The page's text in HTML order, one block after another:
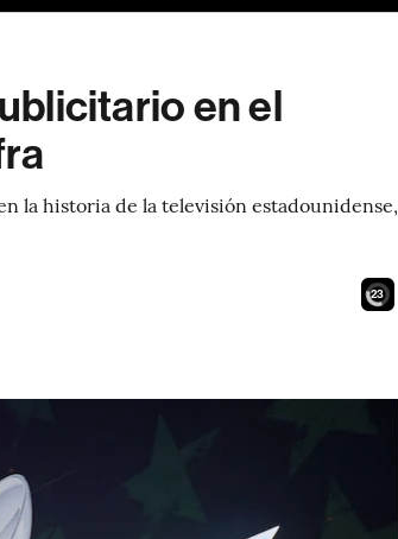
en el
la historia de la televisión estadounidense,
21